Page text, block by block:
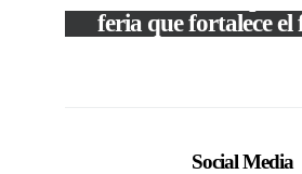
feria que fortalece
Social Media